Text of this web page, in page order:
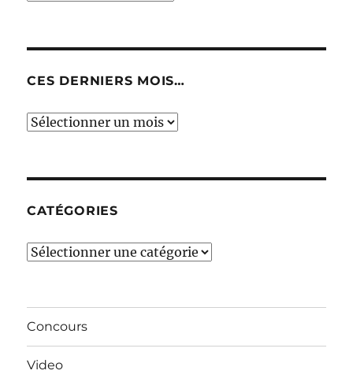
CES DERNIERS MOIS…
Ces
CATÉGORIES
Catégories
Concours
Video